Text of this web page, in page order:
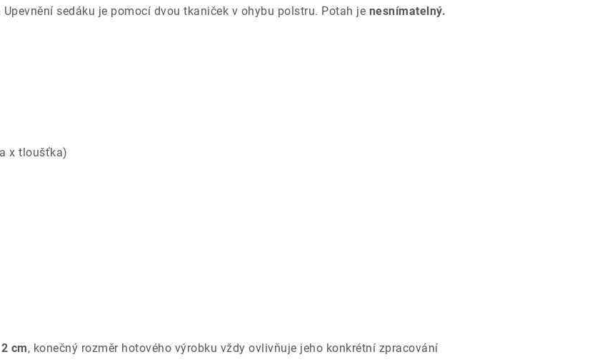
sedáku je pomocí dvou tkaniček v ohybu polstru. Potah je nesnímatelný.
x tloušťka)
cm, konečný rozměr hotového výrobku vždy ovlivňuje jeho konkrétní zpracování